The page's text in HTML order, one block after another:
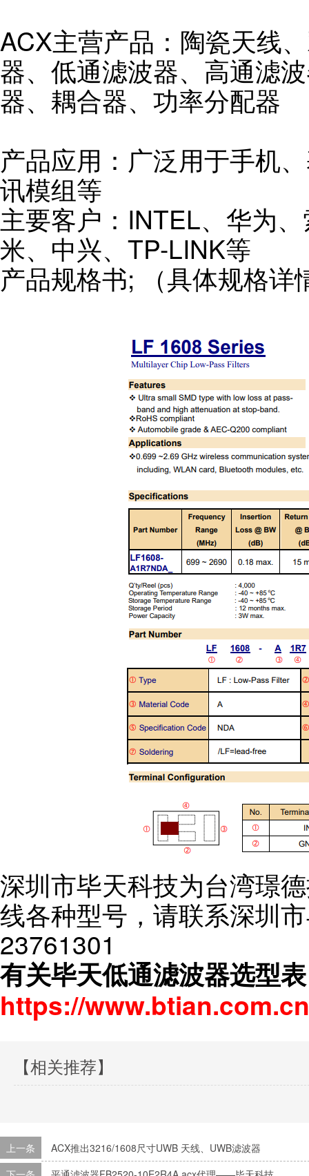
ACX主营产品：陶瓷天线
器、低通滤波器、高通滤
器、耦合器、功率分配器
产品应用：广泛用于手机
讯模组等
主要客户：INTEL、华为
米、中兴、TP-LINK等
产品规格书; （具体规格详
深圳市毕天科技为台湾璟
线各种型号，请联系深圳
23761301
有关毕天低通滤波器选型
https://
【相关推荐】
上一条
ACX推出3216/1608尺寸UWB 天线、UWB滤波器